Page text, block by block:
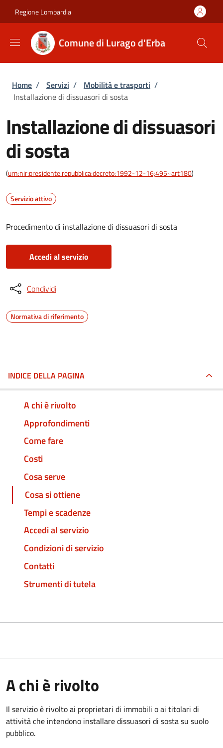
Regione Lombardia
Comune di Lurago d'Erba
Briciole di pane
Home / Servizi / Mobilità e trasporti /
Installazione di dissuasori di sosta
Installazione di dissuasori
di sosta
(urn:nir:presidente.repubblica:decreto:1992-12-16;495~art180)
Servizio attivo
Procedimento di installazione di dissuasori di sosta
Accedi al servizio
Condividi
Normativa di riferimento
INDICE DELLA PAGINA
A chi è rivolto
Approfondimenti
Come fare
Costi
Cosa serve
Cosa si ottiene
Tempi e scadenze
Accedi al servizio
Condizioni di servizio
Contatti
Strumenti di tutela
A chi è rivolto
Il servizio è rivolto ai proprietari di immobili o ai titolari di
attività che intendono installare dissuasori di sosta su suolo
pubblico.